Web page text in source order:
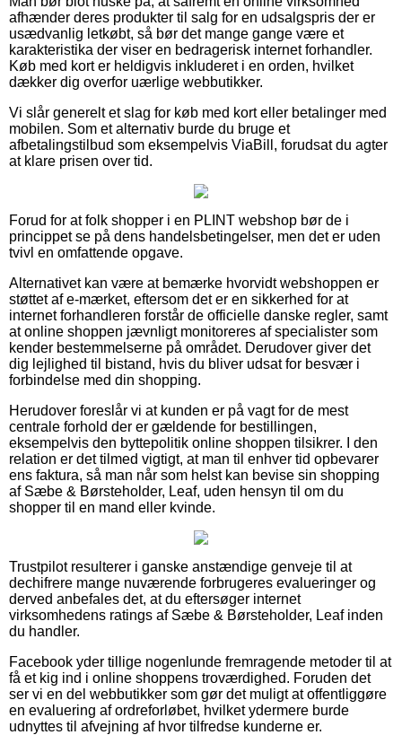
afhænder deres produkter til salg for en udsalgspris der er
usædvanlig letkøbt, så bør det mange gange være et
karakteristika der viser en bedragerisk internet forhandler.
Køb med kort er heldigvis inkluderet i en orden, hvilket
dækker dig overfor uærlige webbutikker.
Vi slår generelt et slag for køb med kort eller betalinger med
mobilen. Som et alternativ burde du bruge et
afbetalingstilbud som eksempelvis ViaBill, forudsat du agter
at klare prisen over tid.
Forud for at folk shopper i en PLINT webshop bør de i
princippet se på dens handelsbetingelser, men det er uden
tvivl en omfattende opgave.
Alternativet kan være at bemærke hvorvidt webshoppen er
støttet af e-mærket, eftersom det er en sikkerhed for at
internet forhandleren forstår de officielle danske regler, samt
at online shoppen jævnligt monitoreres af specialister som
kender bestemmelserne på området. Derudover giver det
dig lejlighed til bistand, hvis du bliver udsat for besvær i
forbindelse med din shopping.
Herudover foreslår vi at kunden er på vagt for de mest
centrale forhold der er gældende for bestillingen,
eksempelvis den byttepolitik online shoppen tilsikrer. I den
relation er det tilmed vigtigt, at man til enhver tid opbevarer
ens faktura, så man når som helst kan bevise sin shopping
af Sæbe & Børsteholder, Leaf, uden hensyn til om du
shopper til en mand eller kvinde.
Trustpilot resulterer i ganske anstændige genveje til at
dechifrere mange nuværende forbrugeres evalueringer og
derved anbefales det, at du eftersøger internet
virksomhedens ratings af Sæbe & Børsteholder, Leaf inden
du handler.
Facebook yder tillige nogenlunde fremragende metoder til at
få et kig ind i online shoppens troværdighed. Foruden det
ser vi en del webbutikker som gør det muligt at offentliggøre
en evaluering af ordreforløbet, hvilket ydermere burde
udnyttes til afvejning af hvor tilfredse kunderne er.